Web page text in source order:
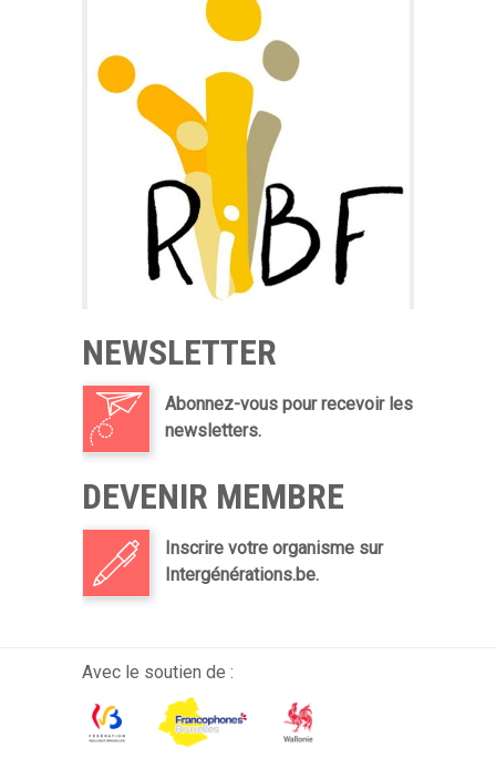
NEWSLETTER
Abonnez-vous pour recevoir les
newsletters.
DEVENIR MEMBRE
Inscrire votre organisme sur
Intergénérations.be.
Avec le soutien de :